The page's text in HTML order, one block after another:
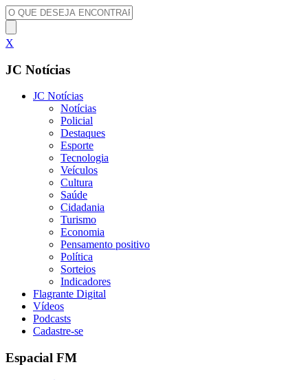
X
JC Notícias
JC Notícias
Notícias
Policial
Destaques
Esporte
Tecnologia
Veículos
Cultura
Saúde
Cidadania
Turismo
Economia
Pensamento positivo
Política
Sorteios
Indicadores
Flagrante Digital
Vídeos
Podcasts
Cadastre-se
Espacial FM